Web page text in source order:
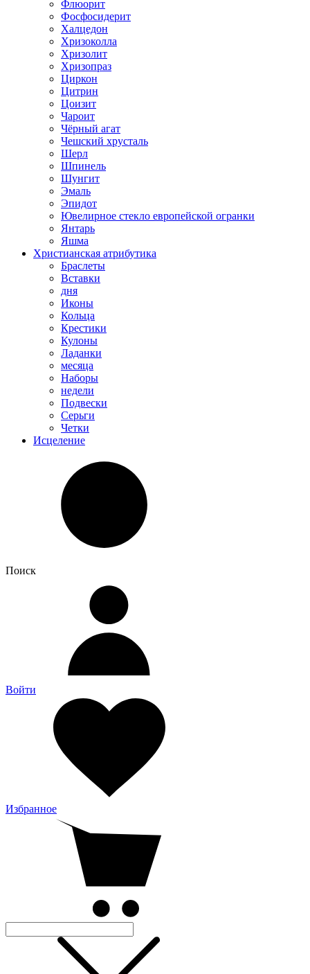
Флюорит
Фосфосидерит
Халцедон
Хризоколла
Хризолит
Хризопраз
Циркон
Цитрин
Цоизит
Чароит
Чёрный агат
Чешский хрусталь
Шерл
Шпинель
Шунгит
Эмаль
Эпидот
Ювелирное стекло европейской огранки
Янтарь
Яшма
Христианская атрибутика
Браслеты
Вставки
дня
Иконы
Кольца
Крестики
Кулоны
Ладанки
месяца
Наборы
недели
Подвески
Серьги
Четки
Исцеление
Поиск
Войти
Избранное